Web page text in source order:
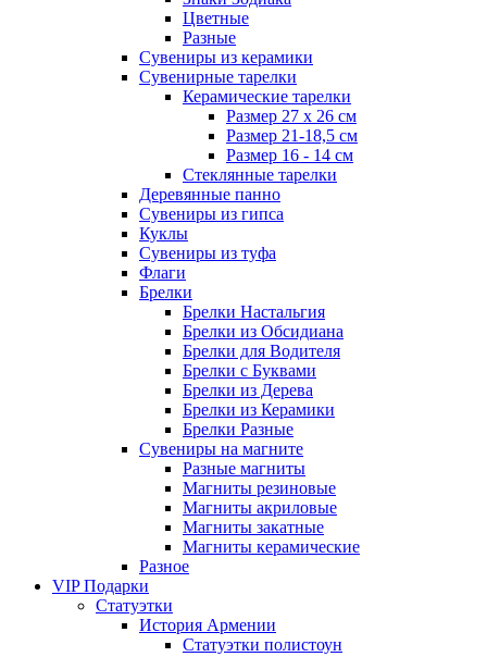
Цветные
Разные
Сувениры из керамики
Сувенирные тарелки
Керамические тарелки
Размер 27 х 26 см
Размер 21-18,5 см
Размер 16 - 14 см
Стеклянные тарелки
Деревянные панно
Сувениры из гипса
Куклы
Сувениры из туфа
Флаги
Брелки
Брелки Настальгия
Брелки из Обсидиана
Брелки для Водителя
Брелки с Буквами
Брелки из Дерева
Брелки из Керамики
Брелки Разные
Сувениры на магните
Разные магниты
Магниты резиновые
Магниты акриловые
Магниты закатные
Магниты керамические
Разное
VIP Подарки
Статуэтки
История Армении
Статуэтки полистоун